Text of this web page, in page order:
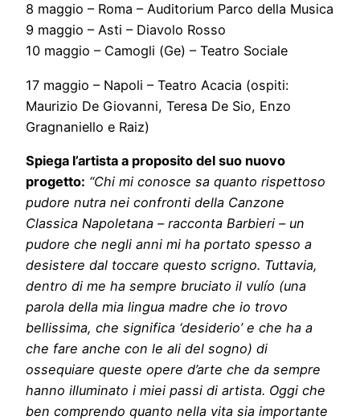
8 maggio – Roma – Auditorium Parco della Musica
9 maggio – Asti – Diavolo Rosso
10 maggio – Camogli (Ge) – Teatro Sociale
17 maggio – Napoli – Teatro Acacia (ospiti:
Maurizio De Giovanni, Teresa De Sio, Enzo
Gragnaniello e Raiz)
Spiega l’artista a proposito del suo nuovo
progetto: “Chi mi conosce sa quanto rispettoso
pudore nutra nei confronti della Canzone
Classica Napoletana – racconta Barbieri – un
pudore che negli anni mi ha portato spesso a
desistere dal toccare questo scrigno. Tuttavia,
dentro di me ha sempre bruciato il vulío (una
parola della mia lingua madre che io trovo
bellissima, che significa ‘desiderio’ e che ha a
che fare anche con le ali del sogno) di
ossequiare queste opere d’arte che da sempre
hanno illuminato i miei passi di artista. Oggi che
ben comprendo quanto nella vita sia importante